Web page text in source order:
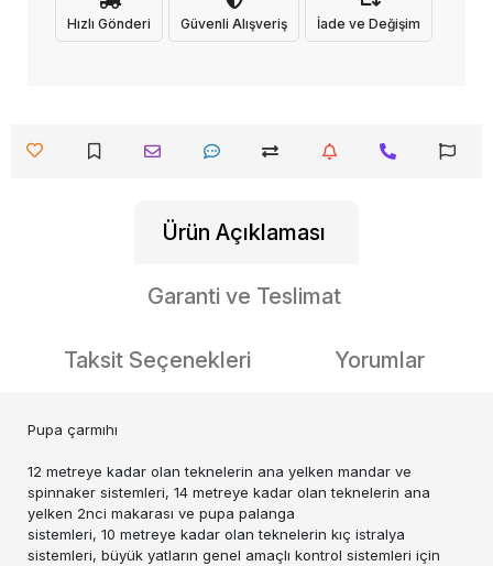
Hızlı Gönderi Güvenli Alışveriş İade ve Değişim
Ürün Açıklaması
Garanti ve Teslimat
Taksit Seçenekleri Yorumlar
Pupa çarmıhı
12 metreye kadar olan teknelerin ana yelken mandar ve
spinnaker sistemleri, 14 metreye kadar olan teknelerin ana
yelken 2nci makarası ve pupa palanga
sistemleri, 10 metreye kadar olan teknelerin kıç istralya
sistemleri, büyük yatların genel amaçlı kontrol sistemleri için